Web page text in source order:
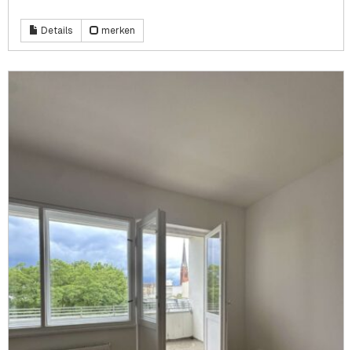
Details merken